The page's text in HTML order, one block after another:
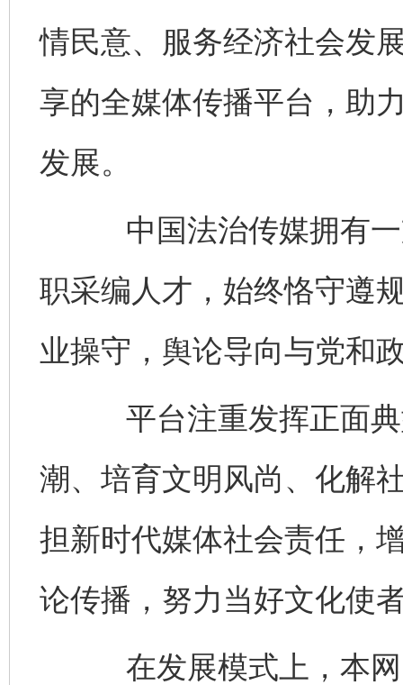
情民意、服务经济社会发
享的全媒体传播平台，助
发展。
中国法治传媒拥有一
职采编人才，始终恪守遵
业操守，舆论导向与党和
平台注重发挥正面典
潮、培育文明风尚、化解
担新时代媒体社会责任，
论传播，努力当好文化使
在发展模式上，本网